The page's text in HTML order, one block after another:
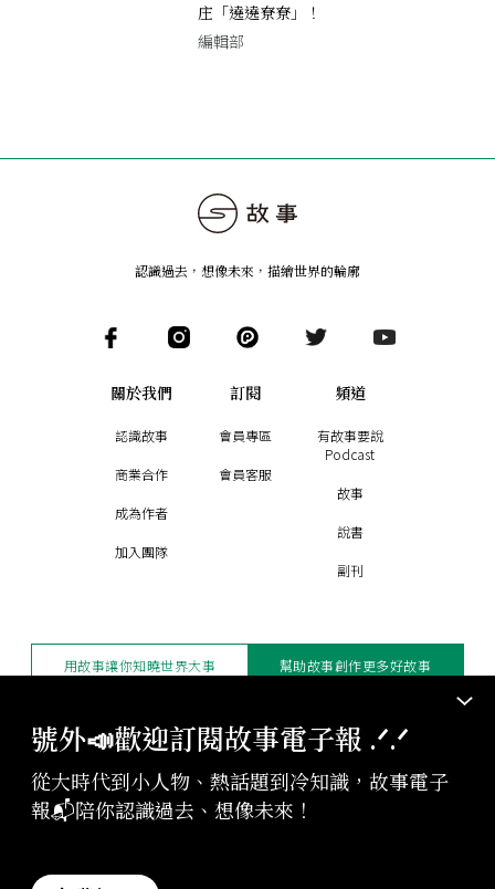
庄「遶遶尞尞」！
編輯部
號外📣歡迎訂閱故事電子報 .ᐟ‪‪.ᐟ
從大時代到小人物、熱話題到冷知識，故事電子
報📬陪你認識過去、想像未來！
認識過去，想像未來 ， 描繪世界的輪廓
關於我們
認識故事
商業合作
成為作者
加入團隊
訂閱
會員專區
會員客服
頻道
有故事要說
Podcast
故事
說書
副刊
版權聲明與轉載規範
授權與合作：contact@storystudio.tw
StoryStudio Inc. All Rights Reserved.
用故事讓你知曉世界大事 幫助故事創作更多好故事